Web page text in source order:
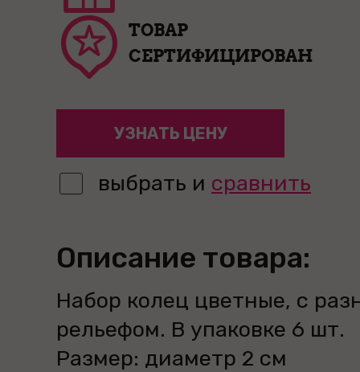
ТОВАР
СЕРТИФИЦИРОВАН
УЗНАТЬ ЦЕНУ
выбрать и сравнить
Описание товара:
Набор колец цветные, с
рельефом. В упаковке 6 шт.
Размер: диаметр 2 см